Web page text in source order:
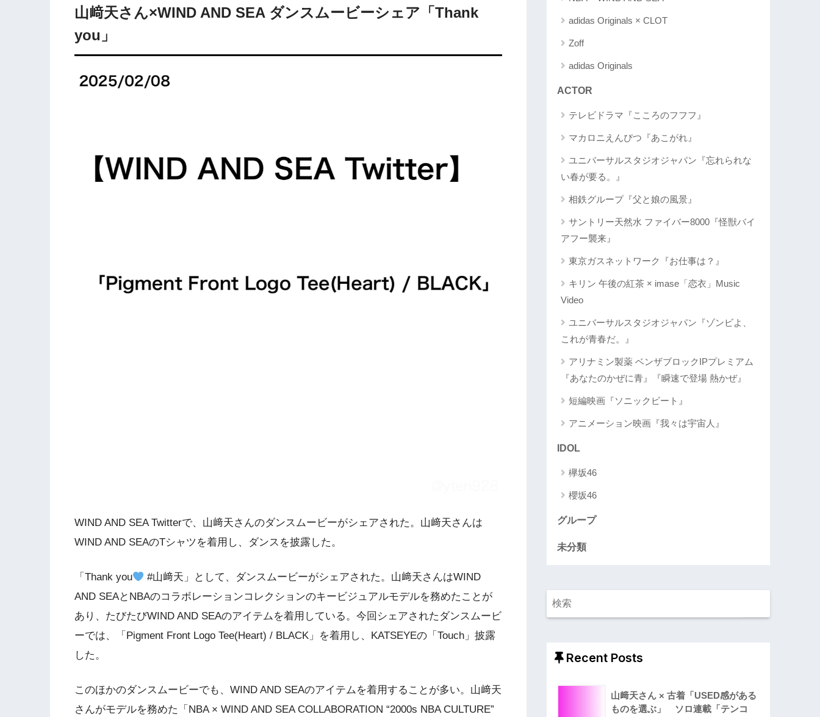
山﨑天さん×WIND AND SEA ダンスムービーシェア「Thank
you」
WIND AND SEA Twitterで、山﨑天さんのダンスムービーがシェアされた。山﨑天さんは
WIND AND SEAのTシャツを着用し、ダンスを披露した。
「Thank you
#山﨑天」として、ダンスムービーがシェアされた。山﨑天さんはWIND
AND SEAとNBAのコラボレーションコレクションのキービジュアルモデルを務めたことが
あり、たびたびWIND AND SEAのアイテムを着用している。今回シェアされたダンスムービ
ーでは、「Pigment Front Logo Tee(Heart) / BLACK」を着用し、KATSEYEの「Touch」披露
した。
このほかのダンスムービーでも、WIND AND SEAのアイテムを着用することが多い。山﨑天
さんがモデルを務めた「NBA × WIND AND SEA COLLABORATION “2000s NBA CULTURE”
adidas Originals × CLOT
Zoff
adidas Originals
ACTOR
テレビドラマ『こころのフフフ』
マカロニえんぴつ『あこがれ』
ユニバーサルスタジオジャパン『忘れられな
い春が要る。』
相鉄グループ『父と娘の風景』
サントリー天然水 ファイバー8000『怪獣バイ
アフー襲来』
東京ガスネットワーク『お仕事は？』
キリン 午後の紅茶 × imase「恋衣」Music
Video
ユニバーサルスタジオジャパン『ゾンビよ、
これが青春だ。』
アリナミン製薬 ベンザブロックIPプレミアム
『あなたのかぜに青』『瞬速で登場 熱かぜ』
短編映画『ソニックビート』
アニメーション映画『我々は宇宙人』
IDOL
欅坂46
櫻坂46
グループ
未分類
Recent Posts
山﨑天さん × 古着「USED感がある
ものを選ぶ」 ソロ連載「テンコ